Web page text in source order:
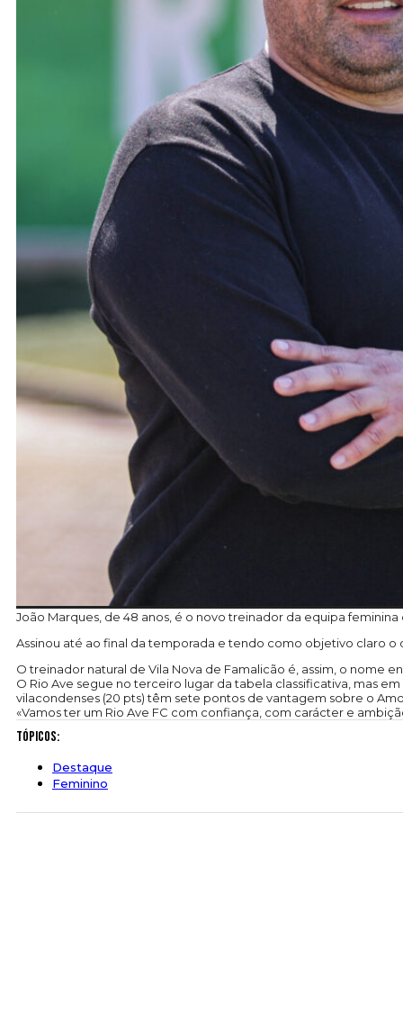
João Marques, de 48 anos, é o novo treinador da equipa
Assinou até ao final da temporada e tendo como objetivo claro o
O treinador natural de Vila Nova de Famalicão é, assim, o nome
O Rio Ave segue no terceiro lugar da tabela classificativa, mas
vilacondenses (20 pts) têm sete pontos de vantagem sobre o
«Vamos ter um Rio Ave FC com confiança, com carácter e
Tópicos:
Destaque
Feminino